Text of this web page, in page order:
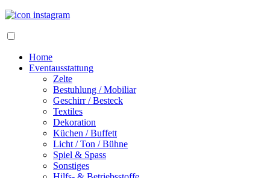
Home
Eventausstattung
Zelte
Bestuhlung / Mobiliar
Geschirr / Besteck
Textiles
Dekoration
Küchen / Buffett
Licht / Ton / Bühne
Spiel & Spass
Sonstiges